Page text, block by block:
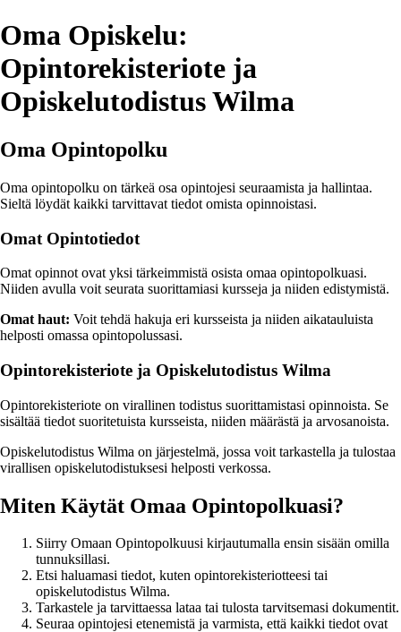
Oma Opiskelu:
Opintorekisteriote ja
Opiskelutodistus Wilma
Oma Opintopolku
Oma opintopolku on tärkeä osa opintojesi seuraamista ja hallintaa.
Sieltä löydät kaikki tarvittavat tiedot omista opinnoistasi.
Omat Opintotiedot
Omat opinnot ovat yksi tärkeimmistä osista omaa opintopolkuasi.
Niiden avulla voit seurata suorittamiasi kursseja ja niiden edistymistä.
Omat haut: Voit tehdä hakuja eri kursseista ja niiden aikatauluista
helposti omassa opintopolussasi.
Opintorekisteriote ja Opiskelutodistus Wilma
Opintorekisteriote on virallinen todistus suorittamistasi opinnoista. Se
sisältää tiedot suoritetuista kursseista, niiden määrästä ja arvosanoista.
Opiskelutodistus Wilma on järjestelmä, jossa voit tarkastella ja tulostaa
virallisen opiskelutodistuksesi helposti verkossa.
Miten Käytät Omaa Opintopolkuasi?
Siirry Omaan Opintopolkuusi kirjautumalla ensin sisään omilla
tunnuksillasi.
Etsi haluamasi tiedot, kuten opintorekisteriotteesi tai
opiskelutodistus Wilma.
Tarkastele ja tarvittaessa lataa tai tulosta tarvitsemasi dokumentit.
Seuraa opintojesi etenemistä ja varmista, että kaikki tiedot ovat